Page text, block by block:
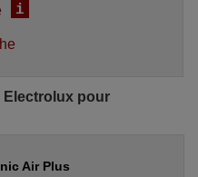
i
Electrolux pour
Air Plus